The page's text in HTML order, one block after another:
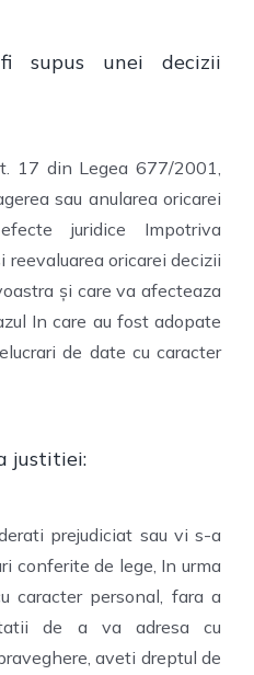
unei decizii
17 din Legea 677/2001,
sau anularea oricarei
juridice Impotriva
reevaluarea oricarei decizii
și care va afecteaza
In care au fost adopate
de date cu caracter
justitiei:
prejudiciat sau vi s-a
conferite de lege, In urma
caracter personal, fara a
de a va adresa cu
aveti dreptul de